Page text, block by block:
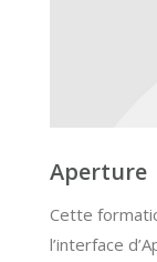
Aperture
Cette
l’interface